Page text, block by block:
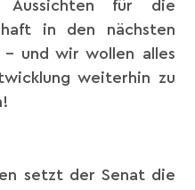
für die
in den nächsten
– und wir wollen alles
weiterhin zu
setzt der Senat die